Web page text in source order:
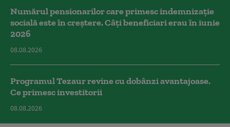
Numărul pensionarilor care primesc indemnizaţie
socială este în creștere. Câți beneficiari erau în iunie
2026
08.08.2026
Programul Tezaur revine cu dobânzi avantajoase.
Ce primesc investitorii
08.08.2026